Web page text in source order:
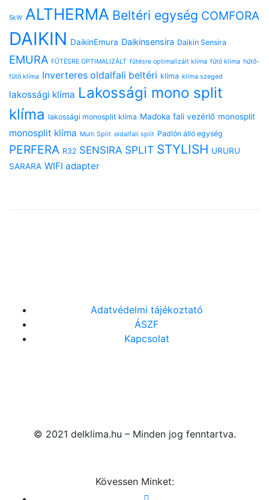
5kW ALTHERMA Beltéri egység COMFORA
DAIKIN DaikinEmura Daikinsensira Daikin Sensira
EMURA FŰTÉSRE OPTIMALIZÁLT fűtésre optimalizált klíma fűtő klíma hűtő-
fűtő klíma Inverteres oldalfali beltéri klíma klíma szeged
lakossági klíma Lakossági mono split
klíma lakossági monosplit klíma Madoka fali vezérlő monosplit
monosplit klíma Multi Split oldalfali split Padlón álló egység
PERFERA R32 SENSIRA SPLIT STYLISH URURU
SARARA WIFI adapter
Adatvédelmi tájékoztató
ÁSZF
Kapcsolat
© 2021 delklima.hu – Minden jog fenntartva.
Kövessen Minket: